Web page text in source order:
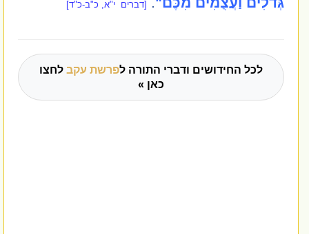
דברים י"א, כ"ב-כ"ד]
לכל החידושים ודברי התורה לפרשת עקבלחצו
כאן »